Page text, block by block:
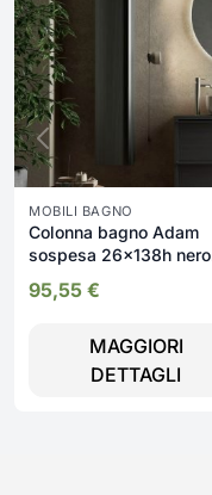
MOBILI BAGNO
Colonna bagno Adam
sospesa 26x138h nero
95,55 €
MAGGIORI
DETTAGLI